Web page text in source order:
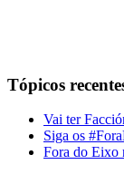
Tópicos
Vai ter
Siga os
Fora do Eixo